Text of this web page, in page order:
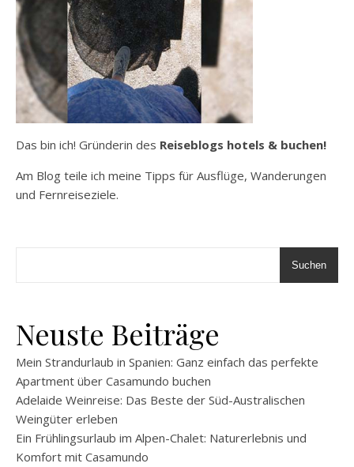
Das bin ich! Gründerin des Reiseblogs hotels & buchen!
Am Blog teile ich meine Tipps für Ausflüge, Wanderungen
und Fernreiseziele.
Suchen
Neuste Beiträge
Mein Strandurlaub in Spanien: Ganz einfach das perfekte
Apartment über Casamundo buchen
Adelaide Weinreise: Das Beste der Süd-Australischen
Weingüter erleben
Ein Frühlingsurlaub im Alpen-Chalet: Naturerlebnis und
Komfort mit Casamundo